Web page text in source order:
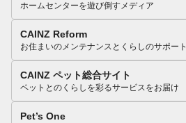
ホームセンターを遊び倒すメディア
CAINZ Reform
お住まいのメンテナンスとくらしのサポート
CAINZ ペット総合サイト
ペットとのくらしを彩るサービスをお届け
Pet’s One